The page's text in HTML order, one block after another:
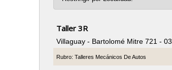
Taller 3R
Villaguay - Bartolomé Mitre 721 -
Rubro: Talleres Mecánicos De Autos